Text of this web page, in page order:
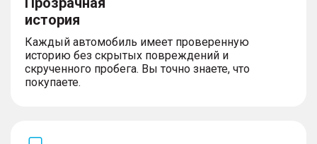
история
Каждый автомобиль имеет проверенную
историю без скрытых повреждений и
скрученного пробега. Вы точно знаете, что
покупаете.